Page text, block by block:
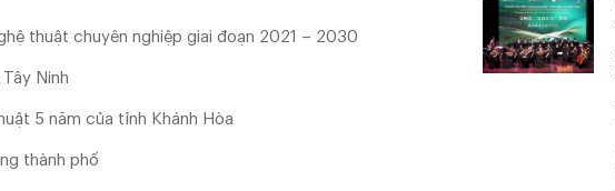
thuật chuyên nghiệp giai đoạn 2021 – 2030
Ninh
5 năm của tỉnh Khánh Hòa
thành phố